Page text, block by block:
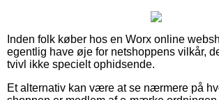
Inden folk køber hos en Worx online
egentlig have øje for netshoppens vilkår,
tvivl ikke specielt ophidsende.
Et alternativ kan være at se nærmere på